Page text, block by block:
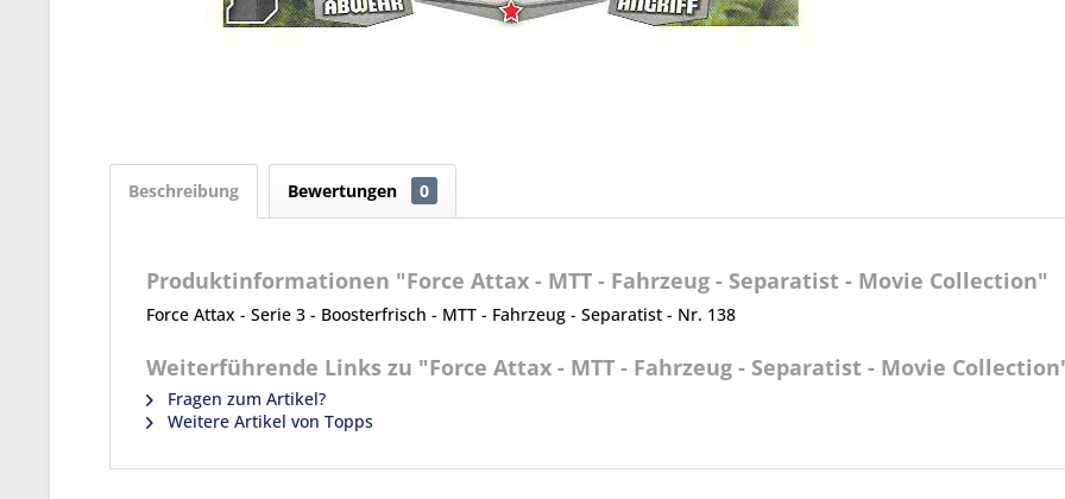
Beschreibung Bewertungen 0
Produktinformationen "Force Attax - MTT - Fahrzeug - Separatist - Movie Collection"
Force Attax - Serie 3 - Boosterfrisch - MTT - Fahrzeug - Separatist - Nr. 138
Weiterführende Links zu "Force Attax - MTT - Fahrzeug - Separatist - Movie
Fragen zum Artikel?
Weitere Artikel von Topps